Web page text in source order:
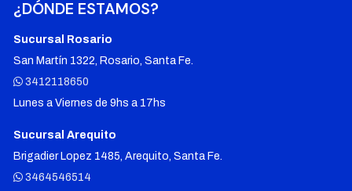
¿DÓNDE ESTAMOS?
Sucursal Rosario
San Martín 1322, Rosario, Santa Fe.
3412118650
Lunes a Viernes de 9hs a 17hs
Sucursal Arequito
Brigadier Lopez 1485, Arequito, Santa Fe.
3464546514